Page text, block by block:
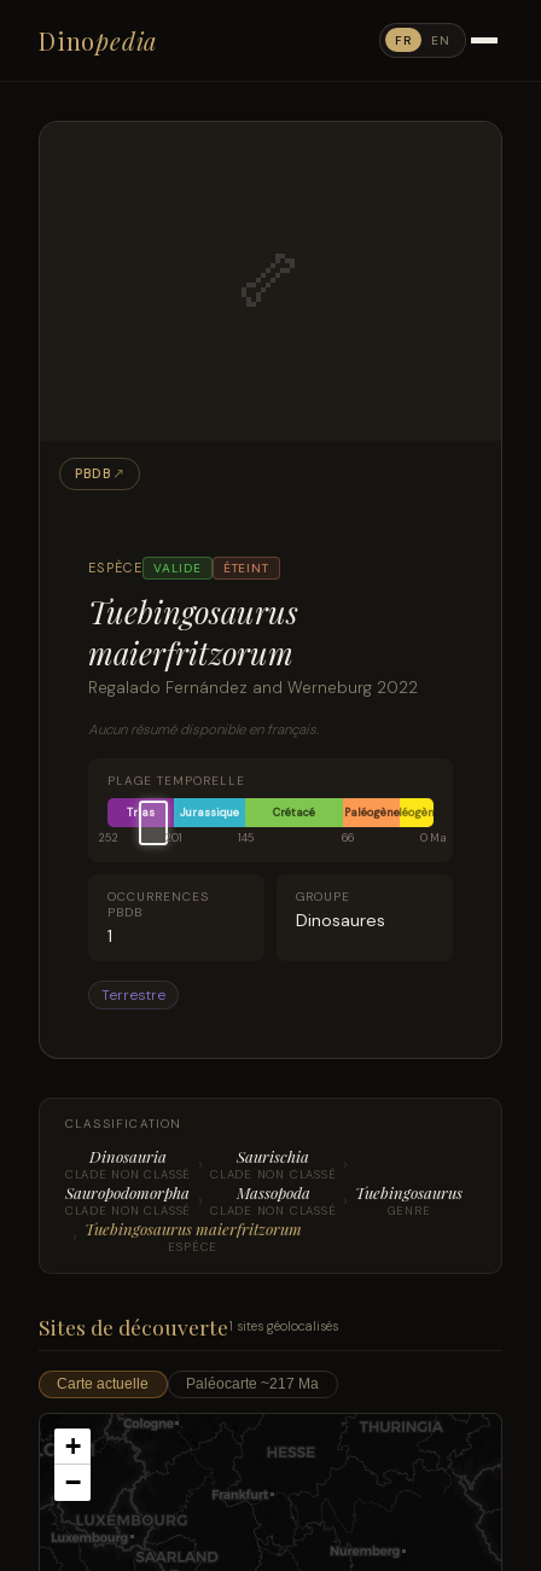
Dinopedia FR EN
ESPÈCE VALIDE ÉTEINT
Tuebingosaurus
maierfritzorum
Regalado Fernández and Werneburg 2022
Aucun résumé disponible en français.
PLAGE TEMPORELLE
Trias Jurassique Crétacé PaléogèneNéogène
252
201 145 66 0 Ma
OCCURRENCES
PBDB
1
GROUPE
Dinosaures
Terrestre
🦴
PBDB ↗
CLASSIFICATION
Dinosauria
CLADE NON CLASSÉ › Saurischia
CLADE NON CLASSÉ ›
Sauropodomorpha
CLADE NON CLASSÉ › Massopoda
CLADE NON CLASSÉ › Tuebingosaurus
GENRE
› Tuebingosaurus maierfritzorum
ESPÈCE
Sites de découverte1 sites géolocalisés
Carte actuelle Paléocarte ~217 Ma
+
−